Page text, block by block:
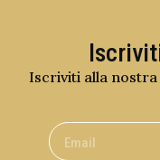
Iscriviti alla